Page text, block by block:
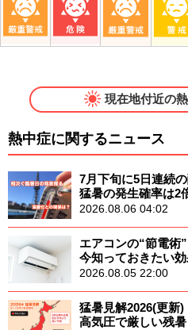
現在地付近の
熱中症に関するニュース
7月下旬に5日連続
猛暑の発生確率は2
2026.08.06 04:02
エアコンの“節電
今知っておきたい
2026.08.05 22:00
猛暑見解2026(更
高気圧で厳しい残暑